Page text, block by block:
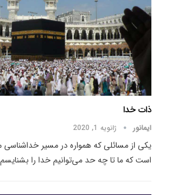
ذات خدا
ایمانور ژانویه 1, 2020
یکی از مسائلی که همواره در مسیر
است که ما تا چه حد می‌توانیم خدا را